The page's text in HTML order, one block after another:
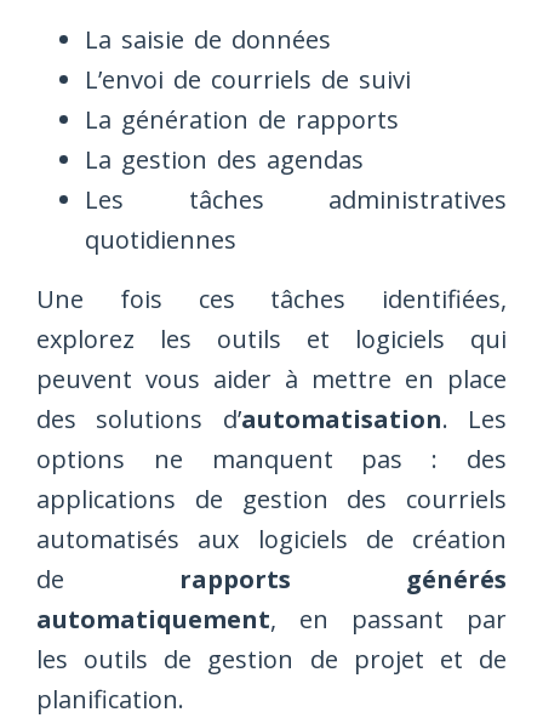
La saisie de données
L’envoi de courriels de suivi
La génération de rapports
La gestion des agendas
Les tâches administratives
quotidiennes
Une fois ces tâches identifiées,
explorez les outils et logiciels qui
peuvent vous aider à mettre en place
des solutions d’automatisation. Les
options ne manquent pas : des
applications de gestion des courriels
automatisés aux logiciels de création
de rapports générés
automatiquement, en passant par
les outils de gestion de projet et de
planification.